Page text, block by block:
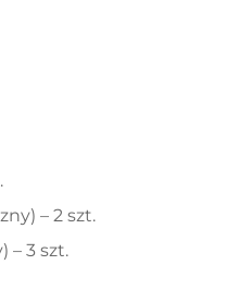
– 2 szt.
– 3 szt.